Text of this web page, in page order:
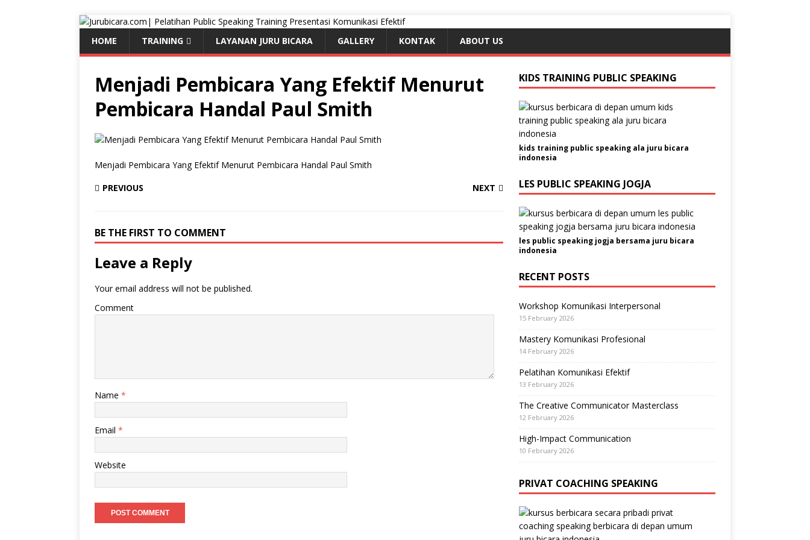
HOME TRAINING LAYANAN JURU BICARA GALLERY KONTAK ABOUT US
Menjadi Pembicara Yang Efektif Menurut
Pembicara Handal Paul Smith
Menjadi Pembicara Yang Efektif Menurut Pembicara Handal Paul Smith
PREVIOUS
NEXT
BE THE FIRST TO COMMENT
Leave a Reply
Your email address will not be published.
Comment
Name *
Email *
Website
KIDS TRAINING PUBLIC SPEAKING
kids training public speaking ala juru bicara
indonesia
LES PUBLIC SPEAKING JOGJA
les public speaking jogja bersama juru bicara
indonesia
RECENT POSTS
Workshop Komunikasi Interpersonal
15 February 2026
Mastery Komunikasi Profesional
14 February 2026
Pelatihan Komunikasi Efektif
13 February 2026
The Creative Communicator Masterclass
12 February 2026
High-Impact Communication
10 February 2026
PRIVAT COACHING SPEAKING